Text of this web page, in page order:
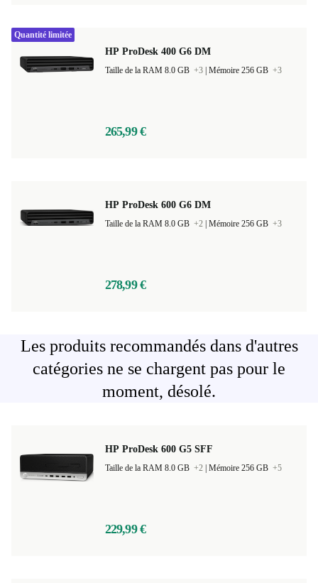
HP ProDesk 400 G6 DM
Taille de la RAM 8.0 GB +3 Mémoire 256 GB +3
265,99 €
Quantité limitée
HP ProDesk 600 G6 DM
Taille de la RAM 8.0 GB +2 Mémoire 256 GB +3
278,99 €
Les produits recommandés dans d'autres
catégories ne se chargent pas pour le
moment, désolé.
HP ProDesk 600 G5 SFF
Taille de la RAM 8.0 GB +2 Mémoire 256 GB +5
229,99 €